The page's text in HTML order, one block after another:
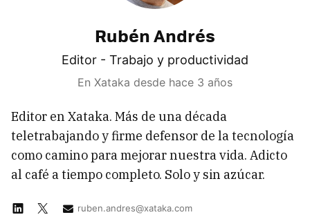
Rubén Andrés
Editor - Trabajo y productividad
En Xataka desde hace 3 años
Editor en Xataka. Más de una década
teletrabajando y firme defensor de la tecnología
como camino para mejorar nuestra vida. Adicto
al café a tiempo completo. Solo y sin azúcar.
ruben.andres@xataka.com